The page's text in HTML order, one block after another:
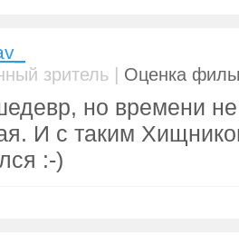
зритель | Оценка
но времени
И с таким
:-)